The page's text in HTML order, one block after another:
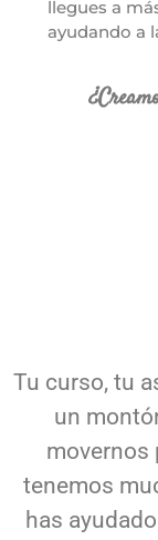
llegues a
ayudando a
Tu curso, tu
un
movernos
tenemos
has